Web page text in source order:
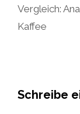
Vergleich:
Kaffee
Schreibe